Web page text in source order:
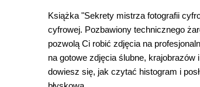
Książka "Sekrety mistrza fotografii
cyfrowej. Pozbawiony technicznego
pozwolą Ci robić zdjęcia na
na gotowe zdjęcia ślubne,
dowiesz się, jak czytać histogram i